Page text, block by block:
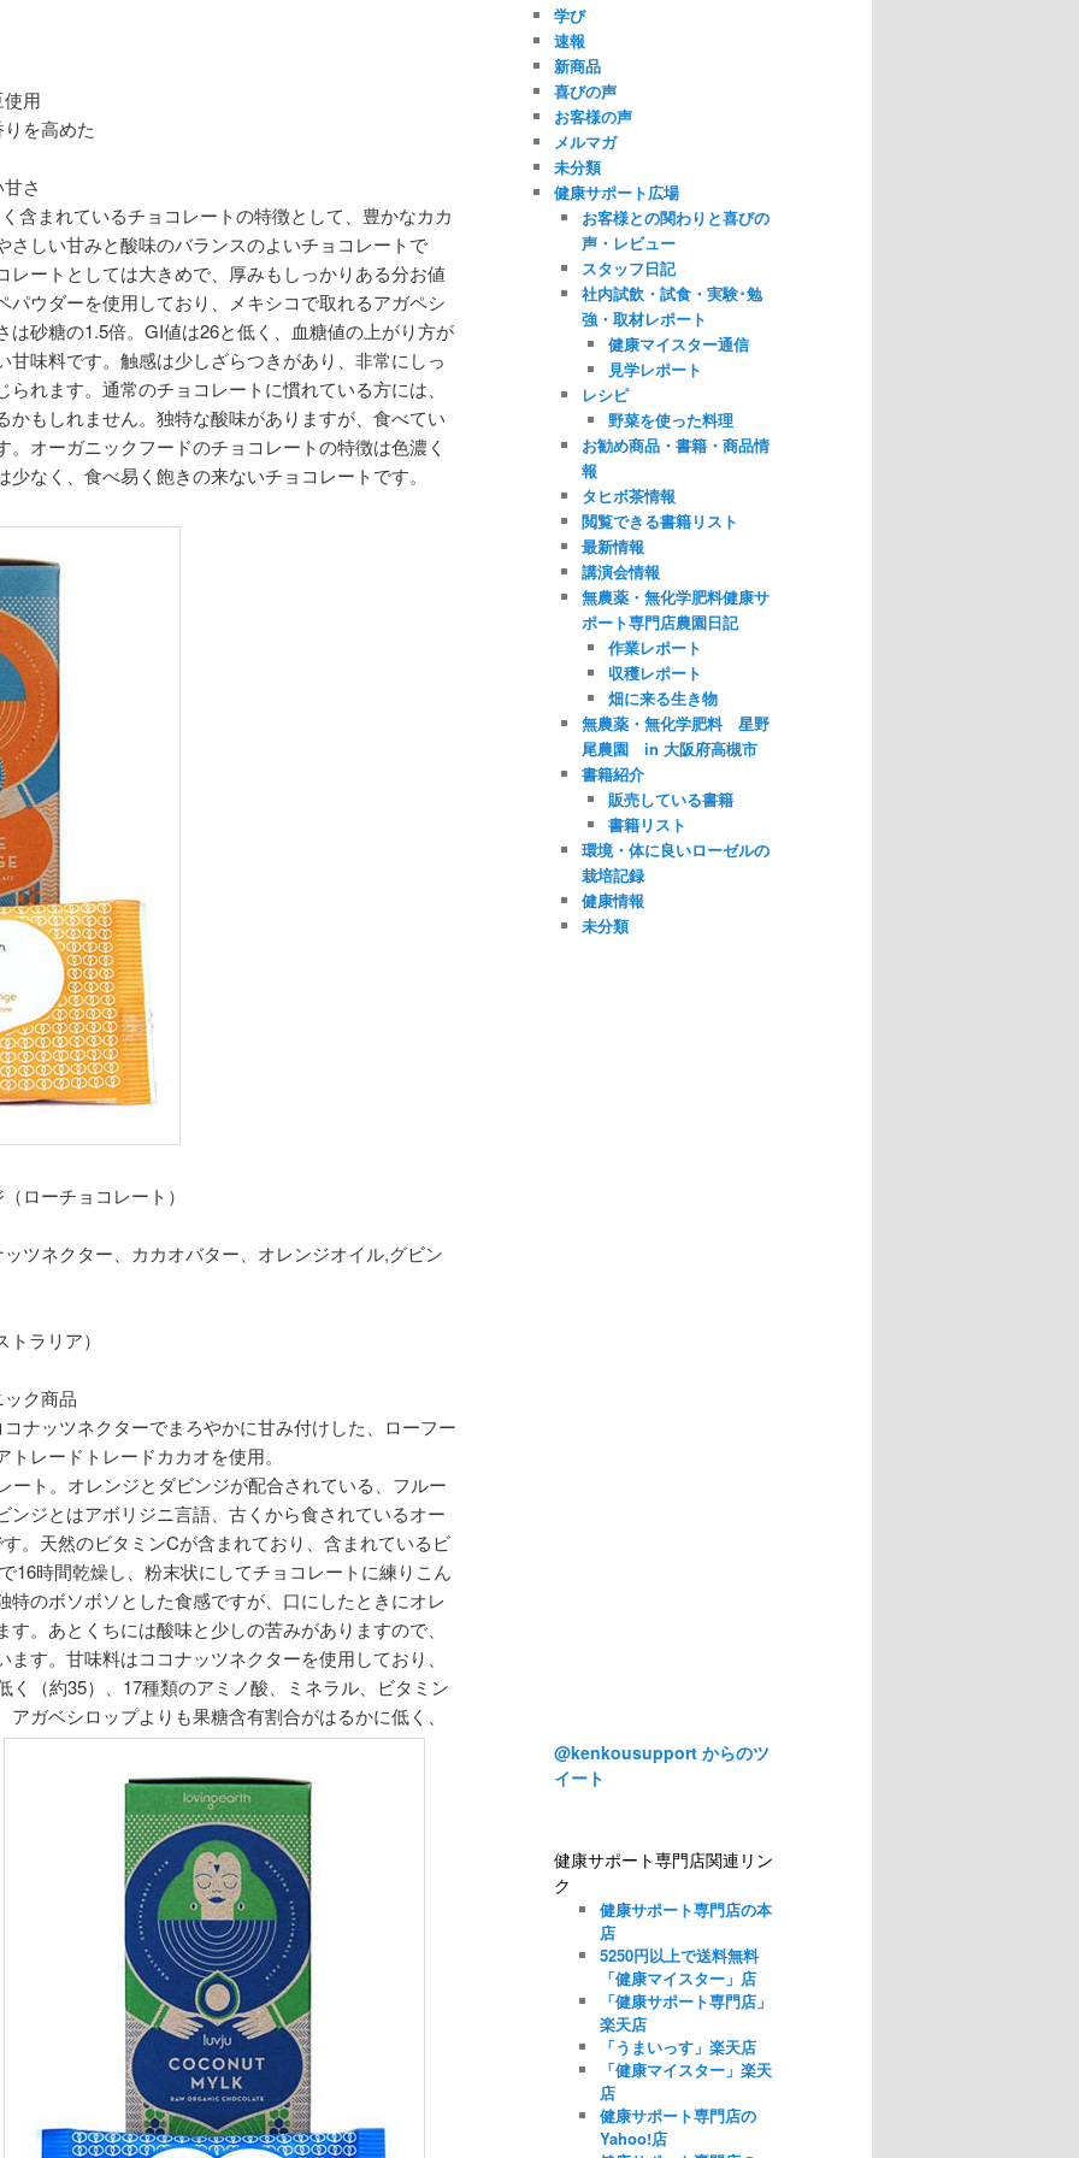
用
を高めた
さ
まれているチョコレートの特徴として、豊かなカカ
さしい甘みと酸味のバランスのよいチョコレートで
レートとしては大きめで、厚みもしっかりある分お値
パウダーを使用しており、メキシコで取れるアガペシ
は砂糖の1.5倍。GI値は26と低く、血糖値の上がり方が
甘味料です。触感は少しざらつきがあり、非常にしっ
れます。通常のチョコレートに慣れている方には、
かもしれません。独特な酸味がありますが、食べてい
オーガニックフードのチョコレートの特徴は色濃く
なく、食べ易く飽きの来ないチョコレートです。
ローチョコレート）
ツネクター、カカオバター、オレンジオイル,グビン
ラリア）
ク商品
ナッツネクターでまろやかに甘み付けした、ローフー
レードトレードカカオを使用。
ート。オレンジとダビンジが配合されている、フルー
ンジとはアボリジニ言語、古くから食されているオー
。天然のビタミンCが含まれており、含まれているビ
時間乾燥し、粉末状にしてチョコレートに練りこん
特のボソボソとした食感ですが、口にしたときにオレ
。あとくちには酸味と少しの苦みがありますので、
す。甘味料はココナッツネクターを使用しており、
く（約35）、17種類のアミノ酸、ミネラル、ビタミン
ガベシロップよりも果糖含有割合がはるかに低く、
学び
速報
新商品
喜びの声
お客様の声
メルマガ
未分類
健康サポート広場
お客様との関わりと喜びの
声・レビュー
スタッフ日記
社内試飲・試食・実験･勉
強・取材レポート
健康マイスター通信
見学レポート
レシピ
野菜を使った料理
お勧め商品・書籍・商品情
報
タヒボ茶情報
閲覧できる書籍リスト
最新情報
講演会情報
無農薬・無化学肥料健康サ
ポート専門店農園日記
作業レポート
収穫レポート
畑に来る生き物
無農薬・無化学肥料 星野
尾農園 in 大阪府高槻市
書籍紹介
販売している書籍
書籍リスト
環境・体に良いローゼルの
栽培記録
健康情報
未分類
@kenkousupport からのツ
イート
健康サポート専門店関連リン
ク
健康サポート専門店の本
店
5250円以上で送料無料
「健康マイスター」店
「健康サポート専門店」
楽天店
「うまいっす」楽天店
「健康マイスター」楽天
店
健康サポート専門店の
Yahoo!店